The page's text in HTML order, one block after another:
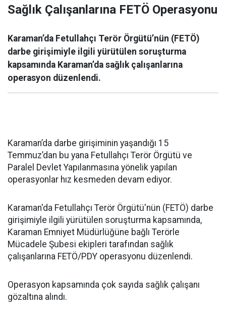
Sağlık Çalışanlarına FETÖ Operasyonu
Karaman’da Fetullahçı Terör Örgütü’nün (FETÖ)
darbe girişimiyle ilgili yürütülen soruşturma
kapsamında Karaman’da sağlık çalışanlarına
operasyon düzenlendi.
Karaman’da darbe girişiminin yaşandığı 15
Temmuz’dan bu yana Fetullahçı Terör Örgütü ve
Paralel Devlet Yapılanmasına yönelik yapılan
operasyonlar hız kesmeden devam ediyor.
Karaman'da Fetullahçı Terör Örgütü'nün (FETÖ) darbe
girişimiyle ilgili yürütülen soruşturma kapsamında,
Karaman Emniyet Müdürlüğüne bağlı Terörle
Mücadele Şubesi ekipleri tarafından sağlık
çalışanlarına FETÖ/PDY operasyonu düzenlendi.
Operasyon kapsamında çok sayıda sağlık çalışanı
gözaltına alındı.